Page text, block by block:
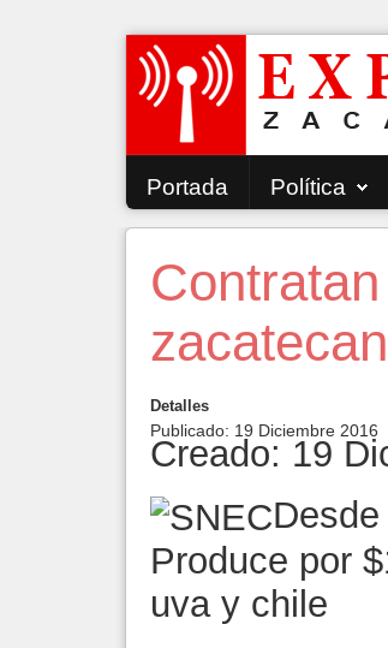
Portada Política
Detalles
Publicado: 19 Diciembre 2016
Creado: 19
Produce por
uva y chile